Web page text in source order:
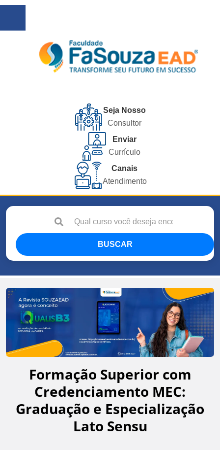
Seja Nosso
Consultor
Enviar
Currículo
Canais
Atendimento
BUSCAR
Formação Superior com
Credenciamento MEC:
Graduação e Especialização
Lato Sensu